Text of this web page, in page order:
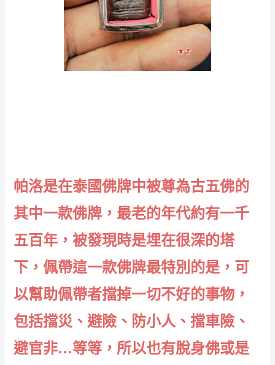
帕洛是在泰國佛牌中被尊為古五佛的
其中一款佛牌，最老的年代約有一千
五百年，被發現時是埋在很深的塔
下，佩帶這一款佛牌最特別的是，可
以幫助佩帶者擋掉一切不好的事物，
包括擋災、避險、防小人、擋車險、
避官非…等等，所以也有脫身佛或是